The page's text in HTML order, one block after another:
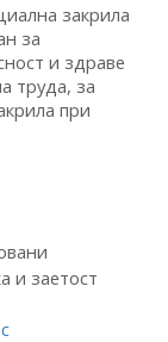
закрила
за
и здраве
труда, за
при
и заетост